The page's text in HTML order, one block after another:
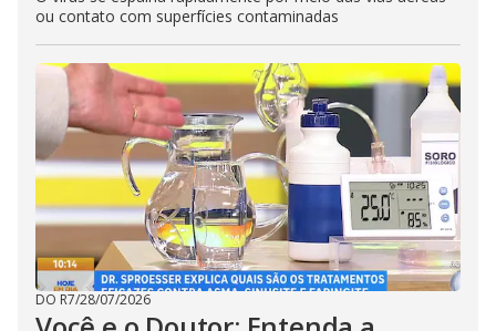
ou contato com superfícies contaminadas
DO R7/28/07/2026